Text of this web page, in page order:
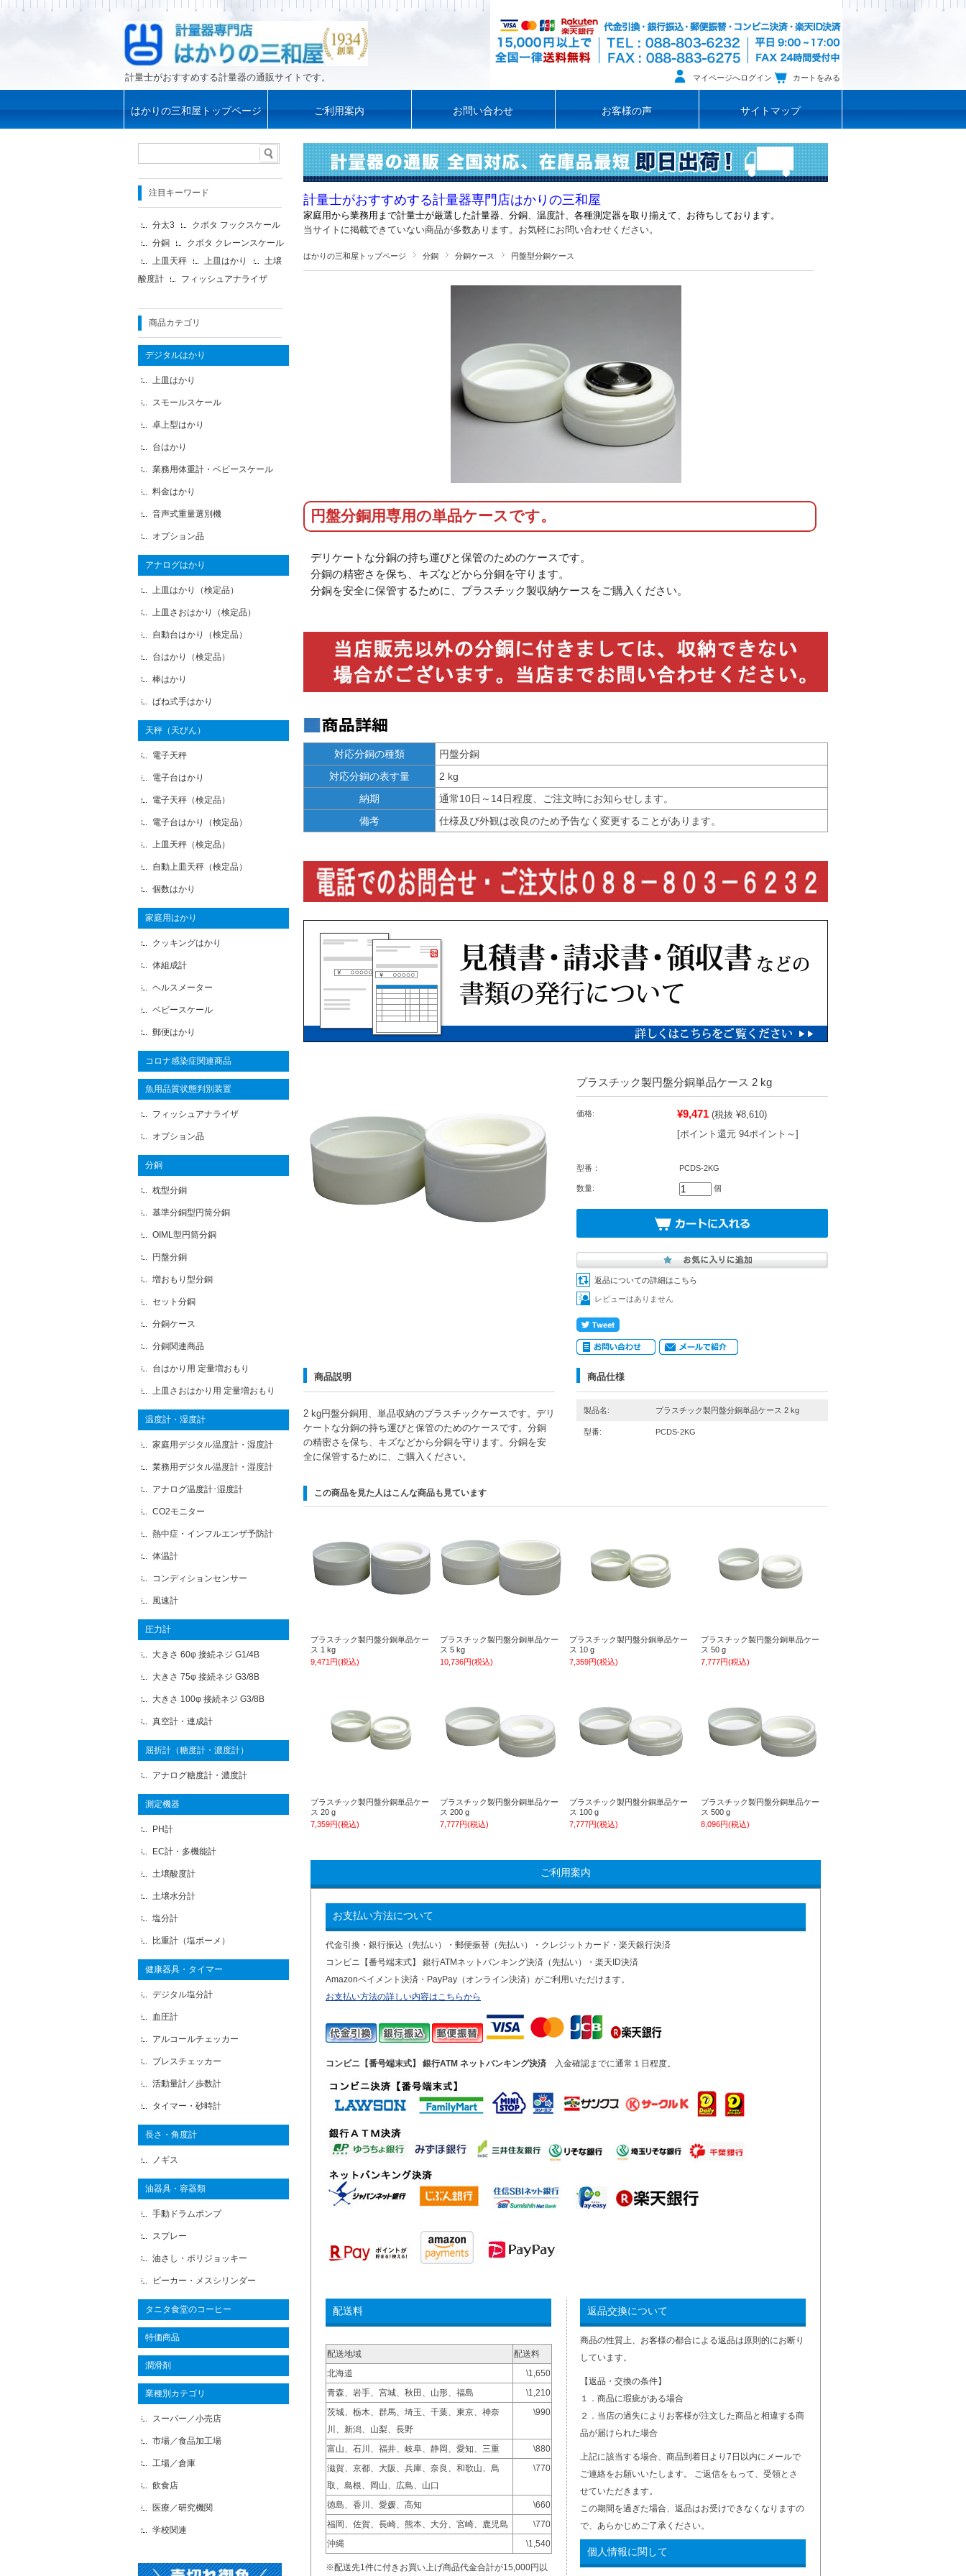
計量士がおすすめする計量器の通販サイトです。 マイページへログイン カートをみる
はかりの三和屋トップページ ご利用案内 お問い合わせ お客様の声 サイトマップ
計量士がおすすめする計量器専門店はかりの三和屋
家庭用から業務用まで計量士が厳選した計量器、 分銅、温度計、各種測定器を取り揃えて、お待ちしております。
当サイトに掲載できていない商品が多数あります。お気軽にお問い合わせください。
はかりの三和屋トップページ 分銅 分銅ケース 円盤型分銅ケース
円盤分銅用専用の単品ケースです。
デリケートな分銅の持ち運びと保管のためのケースです。
分銅の精密さを保ち、キズなどから分銅を守ります。
分銅を安全に保管するために、プラスチック製収納ケースをご購入ください。
対応分銅の種類
円盤分銅
対応分銅の表す量
2 kg
納期
通常10日～14日程度、ご注文時にお知らせします。
備考
仕様及び外観は改良のため予告なく変更することがあります。
プラスチック製円盤分銅単品ケース 2 kg
価格: ¥9,471 (税抜 ¥8,610)
[ポイント還元 94ポイント～]
型番： PCDS-2KG
数量: 個
返品についての詳細はこちら
レビューはありません
商品説明
2 kg円盤分銅用、単品収納のプラスチックケースです。デリ
ケートな分銅の持ち運びと保管のためのケースです。分銅
の精密さを保ち、キズなどから分銅を守ります。分銅を安
全に保管するために、ご購入ください。
商品仕様
製品名: プラスチック製円盤分銅単品ケース 2 kg
型番: PCDS-2KG
この商品を見た人はこんな商品も見ています
プラスチック製円盤分銅単品ケー
ス 1 kg
9,471円(税込)
プラスチック製円盤分銅単品ケー
ス 5 kg
10,736円(税込)
プラスチック製円盤分銅単品ケー
ス 10 g
7,359円(税込)
プラスチック製円盤分銅単品ケー
ス 50 g
7,777円(税込)
プラスチック製円盤分銅単品ケー
ス 20 g
7,359円(税込)
プラスチック製円盤分銅単品ケー
ス 200 g
7,777円(税込)
プラスチック製円盤分銅単品ケー
ス 100 g
7,777円(税込)
プラスチック製円盤分銅単品ケー
ス 500 g
8,096円(税込)
ご利用案内
お支払い方法について
代金引換・銀行振込（先払い）・郵便振替（先払い）・クレジットカード・楽天銀行決済
コンビニ【番号端末式】 銀行ATMネットバンキング決済（先払い）・楽天ID決済
Amazonペイメント決済・PayPay（オンライン決済）がご利用いただけます。
お支払い方法の詳しい内容はこちらから
コンビニ【番号端末式】 銀行ATM ネットバンキング決済 入金確認までに通常１日程度。
配送料
配送地域
配送料
北海道
\1,650
青森、岩手、宮城、秋田、山形、福島
\1,210
茨城、栃木、群馬、埼玉、千葉、東京、神奈
川、新潟、山梨、長野
\990
富山、石川、福井、岐阜、静岡、愛知、三重
\880
滋賀、京都、大阪、兵庫、奈良、和歌山、鳥
取、島根、岡山、広島、山口
\770
徳島、香川、愛媛、高知
\660
福岡、佐賀、長崎、熊本、大分、宮崎、鹿児島
\770
沖縄
\1,540
※配送先1件に付きお買い上げ商品代金合計が15,000円以
返品交換について
商品の性質上、お客様の都合による返品は原則的にお断り
しています。
【返品・交換の条件】
１．商品に瑕疵がある場合
２．当店の過失によりお客様が注文した商品と相違する商
品が届けられた場合
上記に該当する場合、商品到着日より7日以内にメールで
ご連絡をお願いいたします。 ご返信をもって、受領とさ
せていただきます。
この期間を過ぎた場合、返品はお受けできなくなりますの
で、あらかじめご了承ください。
個人情報に関して
注目キーワード
分太3
クボタ フックスケール
分銅
クボタ クレーンスケール
上皿天秤
上皿はかり
土壌
酸度計
フィッシュアナライザ
商品カテゴリ
デジタルはかり
上皿はかり
スモールスケール
卓上型はかり
台はかり
業務用体重計・ベビースケール
料金はかり
音声式重量選別機
オプション品
アナログはかり
上皿はかり（検定品）
上皿さおはかり（検定品）
自動台はかり（検定品）
台はかり（検定品）
棒はかり
ばね式手はかり
天秤（天びん）
電子天秤
電子台はかり
電子天秤（検定品）
電子台はかり（検定品）
上皿天秤（検定品）
自動上皿天秤（検定品）
個数はかり
家庭用はかり
クッキングはかり
体組成計
ヘルスメーター
ベビースケール
郵便はかり
コロナ感染症関連商品
魚用品質状態判別装置
フィッシュアナライザ
オプション品
分銅
枕型分銅
基準分銅型円筒分銅
OIML型円筒分銅
円盤分銅
増おもり型分銅
セット分銅
分銅ケース
分銅関連商品
台はかり用 定量増おもり
上皿さおはかり用 定量増おもり
温度計・湿度計
家庭用デジタル温度計・湿度計
業務用デジタル温度計・湿度計
アナログ温度計･湿度計
CO2モニター
熱中症・インフルエンザ予防計
体温計
コンディションセンサー
風速計
圧力計
大きさ 60φ 接続ネジ G1/4B
大きさ 75φ 接続ネジ G3/8B
大きさ 100φ 接続ネジ G3/8B
真空計・連成計
屈折計（糖度計・濃度計）
アナログ糖度計・濃度計
測定機器
PH計
EC計・多機能計
土壌酸度計
土壌水分計
塩分計
比重計（塩ボーメ）
健康器具・タイマー
デジタル塩分計
血圧計
アルコールチェッカー
ブレスチェッカー
活動量計／歩数計
タイマー・砂時計
長さ・角度計
ノギス
油器具・容器類
手動ドラムポンプ
スプレー
油さし・ポリジョッキー
ビーカー・メスシリンダー
タニタ食堂のコーヒー
特価商品
潤滑剤
業種別カテゴリ
スーパー／小売店
市場／食品加工場
工場／倉庫
飲食店
医療／研究機関
学校関連